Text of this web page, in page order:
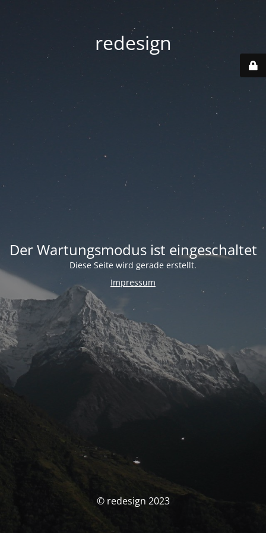
redesign
Der Wartungsmodus ist eingeschaltet
Diese Seite wird gerade erstellt.
Impressum
© redesign 2023